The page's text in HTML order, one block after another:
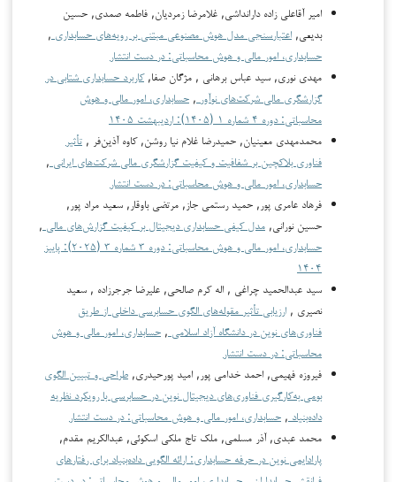
امیر آقاعلی زاده دارانداشی, غلامرضا زمردیان, فاطمه صمدی, حسین
بدیعی, اعتبارسنجی مدل هوش مصنوعی مبتنی بر رویه‌های حسابداری ,
حسابداری، امور مالی و هوش محاسباتی: در دست انتشار
مهدی نوری, سید عباس برهانی , مژگان صفا,کاربرد حسابداری شتابی در
گزارشگری مالی شرکت‌های نوآور , حسابداری، امور مالی و هوش
محاسباتی: دوره ۴ شماره ۱ (۱۴۰۵): اردیبهشت ۱۴۰۵
محمدمهدی معینیان, حمیدرضا غلام نیا روشن, کاوه آذین‌فر , تأثیر
فناوری بلاکچین بر شفافیت و کیفیت گزارشگری مالی شرکت‌های ایرانی ,
حسابداری، امور مالی و هوش محاسباتی: در دست انتشار
فرهاد عامری پور, حمید رستمی جاز, مرتضی باوقار, سعید مراد پور,
حسین نورانی, مدل کیفی حسابداری دیجیتال بر کیفیت گزارش‌های مالی ,
حسابداری، امور مالی و هوش محاسباتی: دوره ۳ شماره ۳ (۲۰۲۵): پاییز
۱۴۰۴
سید عبدالحمید چراغی , اله كرم صالحی, علیرضا جرجر‌زاده , سعيد
نصیری , ارزیابی تأثیر مقوله‌های الگوی حسابرسی داخلی از طریق
فناوری‌های نوین در دانشگاه آزاد اسلامی , حسابداری، امور مالی و هوش
محاسباتی: در دست انتشار
فیروزه فهیمی, احمد خدامی پور, امید پورحیدری, طراحی و تبیین الگوی
بومی به‌کارگیری فناوری‌های دیجیتال نوین در حسابرسی با رویکرد نظریه
داده‌بنیاد , حسابداری، امور مالی و هوش محاسباتی: در دست انتشار
محمد عبدی, آذر مسلمی, ملک تاج ملکی اسکوئی, عبدالکریم مقدم,
پارادایمی نوین در حرفه حسابداری: ارائه الگویی داده‌بنیاد برای رفتارهای